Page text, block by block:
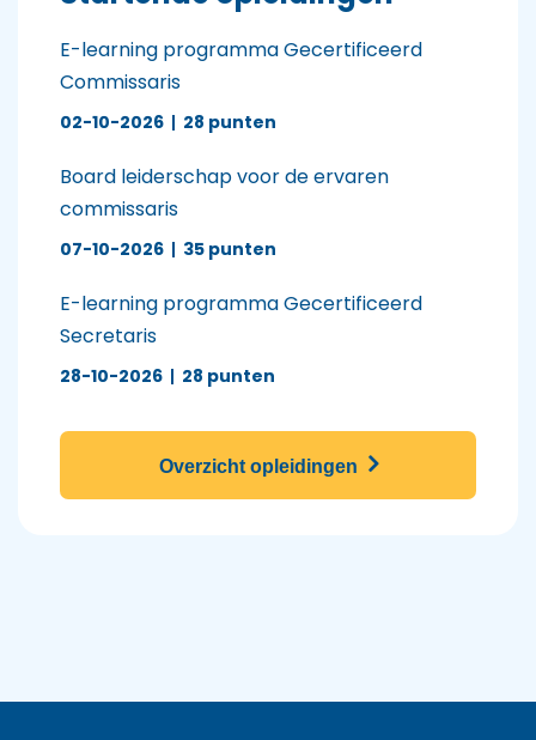
E-learning programma Gecertificeerd
Commissaris
02-10-2026 | 28 punten
Board leiderschap voor de ervaren
commissaris
07-10-2026 | 35 punten
E-learning programma Gecertificeerd
Secretaris
28-10-2026 | 28 punten
Overzicht opleidingen